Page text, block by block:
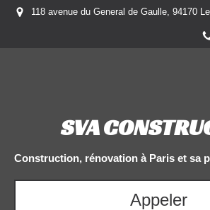
118 avenue du General de Gaulle, 94170
SVA
Construction, rénovation à Paris et sa
Appeler